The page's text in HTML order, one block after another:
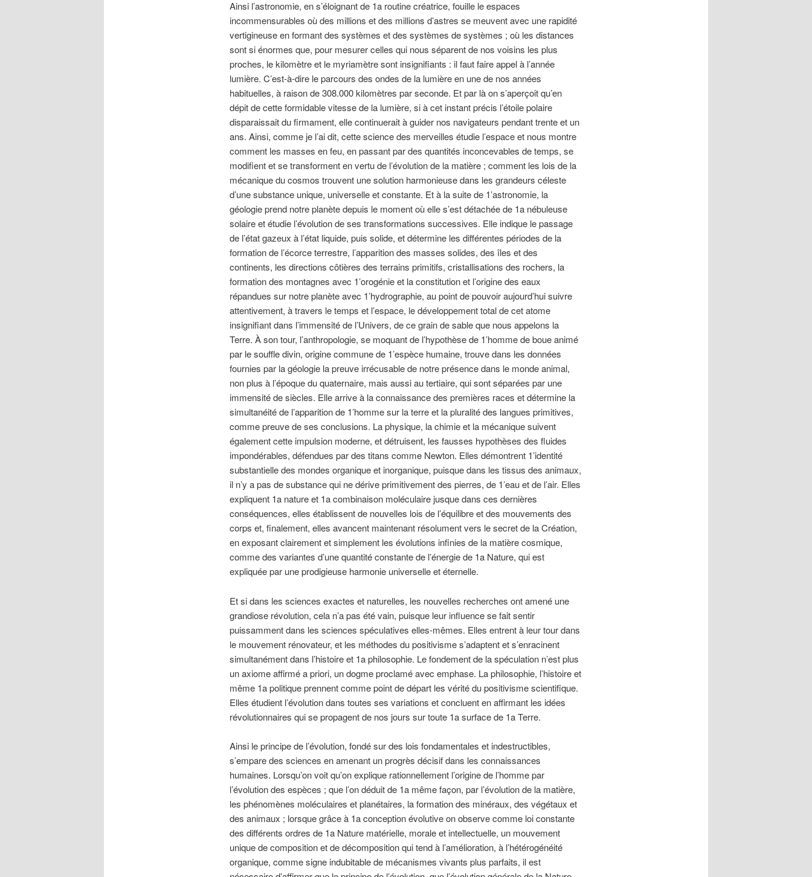
Ainsi l’astronomie, en s’éloignant de 1a routine créatrice, fouille le espaces
incommensurables où des millions et des millions d’astres se meuvent avec une rapidité
vertigineuse en formant des systèmes et des systèmes de systèmes ; où les distances
sont si énormes que, pour mesurer celles qui nous séparent de nos voisins les plus
proches, le kilomètre et le myriamètre sont insignifiants : il faut faire appel à l’année
lumière. C’est-à-dire le parcours des ondes de la lumière en une de nos années
habituelles, à raison de 308.000 kilomètres par seconde. Et par là on s’aperçoit qu’en
dépit de cette formidable vitesse de la lumière, si à cet instant précis l’étoile polaire
disparaissait du firmament, elle continuerait à guider nos navigateurs pendant trente et un
ans. Ainsi, comme je l’ai dit, cette science des merveilles étudie l’espace et nous montre
comment les masses en feu, en passant par des quantités inconcevables de temps, se
modifient et se transforment en vertu de l’évolution de la matière ; comment les lois de la
mécanique du cosmos trouvent une solution harmonieuse dans les grandeurs céleste
d’une substance unique, universelle et constante. Et à la suite de 1’astronomie, la
géologie prend notre planète depuis le moment où elle s’est détachée de 1a nébuleuse
solaire et étudie l’évolution de ses transformations successives. Elle indique le passage
de l’état gazeux à l’état liquide, puis solide, et détermine les différentes périodes de la
formation de l’écorce terrestre, l’apparition des masses solides, des îles et des
continents, les directions côtières des terrains primitifs, cristallisations des rochers, la
formation des montagnes avec 1’orogénie et la constitution et l’origine des eaux
répandues sur notre planète avec 1’hydrographie, au point de pouvoir aujourd’hui suivre
attentivement, à travers le temps et l’espace, le développement total de cet atome
insignifiant dans l’immensité de l’Univers, de ce grain de sable que nous appelons la
Terre. À son tour, l’anthropologie, se moquant de l’hypothèse de 1’homme de boue animé
par le souffle divin, origine commune de 1’espèce humaine, trouve dans les données
fournies par la géologie la preuve irrécusable de notre présence dans le monde animal,
non plus à l’époque du quaternaire, mais aussi au tertiaire, qui sont séparées par une
immensité de siècles. Elle arrive à la connaissance des premières races et détermine la
simultanéité de l’apparition de 1’homme sur la terre et la pluralité des langues primitives,
comme preuve de ses conclusions. La physique, la chimie et la mécanique suivent
également cette impulsion moderne, et détruisent, les fausses hypothèses des fluides
impondérables, défendues par des titans comme Newton. Elles démontrent 1’identité
substantielle des mondes organique et inorganique, puisque dans les tissus des animaux,
il n’y a pas de substance qui ne dérive primitivement des pierres, de 1’eau et de l’air. Elles
expliquent 1a nature et 1a combinaison moléculaire jusque dans ces dernières
conséquences, elles établissent de nouvelles lois de l’équilibre et des mouvements des
corps et, finalement, elles avancent maintenant résolument vers le secret de la Création,
en exposant clairement et simplement les évolutions infinies de la matière cosmique,
comme des variantes d’une quantité constante de l’énergie de 1a Nature, qui est
expliquée par une prodigieuse harmonie universelle et éternelle.
Et si dans les sciences exactes et naturelles, les nouvelles recherches ont amené une
grandiose révolution, cela n’a pas été vain, puisque leur influence se fait sentir
puissamment dans les sciences spéculatives elles-mêmes. Elles entrent à leur tour dans
le mouvement rénovateur, et les méthodes du positivisme s’adaptent et s’enracinent
simultanément dans l’histoire et 1a philosophie. Le fondement de la spéculation n’est plus
un axiome affirmé a priori, un dogme proclamé avec emphase. La philosophie, l’histoire et
même 1a politique prennent comme point de départ les vérité du positivisme scientifique.
Elles étudient l’évolution dans toutes ses variations et concluent en affirmant les idées
révolutionnaires qui se propagent de nos jours sur toute 1a surface de 1a Terre.
Ainsi le principe de l’évolution, fondé sur des lois fondamentales et indestructibles,
s’empare des sciences en amenant un progrès décisif dans les connaissances
humaines. Lorsqu’on voit qu’on explique rationnellement l’origine de l’homme par
l’évolution des espèces ; que l’on déduit de 1a même façon, par l’évolution de la matière,
les phénomènes moléculaires et planétaires, la formation des minéraux, des végétaux et
des animaux ; lorsque grâce à 1a conception évolutive on observe comme loi constante
des différents ordres de 1a Nature matérielle, morale et intellectuelle, un mouvement
unique de composition et de décomposition qui tend à l’amélioration, à l’hétérogénéité
organique, comme signe indubitable de mécanismes vivants plus parfaits, il est